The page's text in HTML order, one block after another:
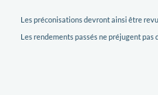
Les préconisations devront ainsi être
Les rendements passés ne préjugent pas